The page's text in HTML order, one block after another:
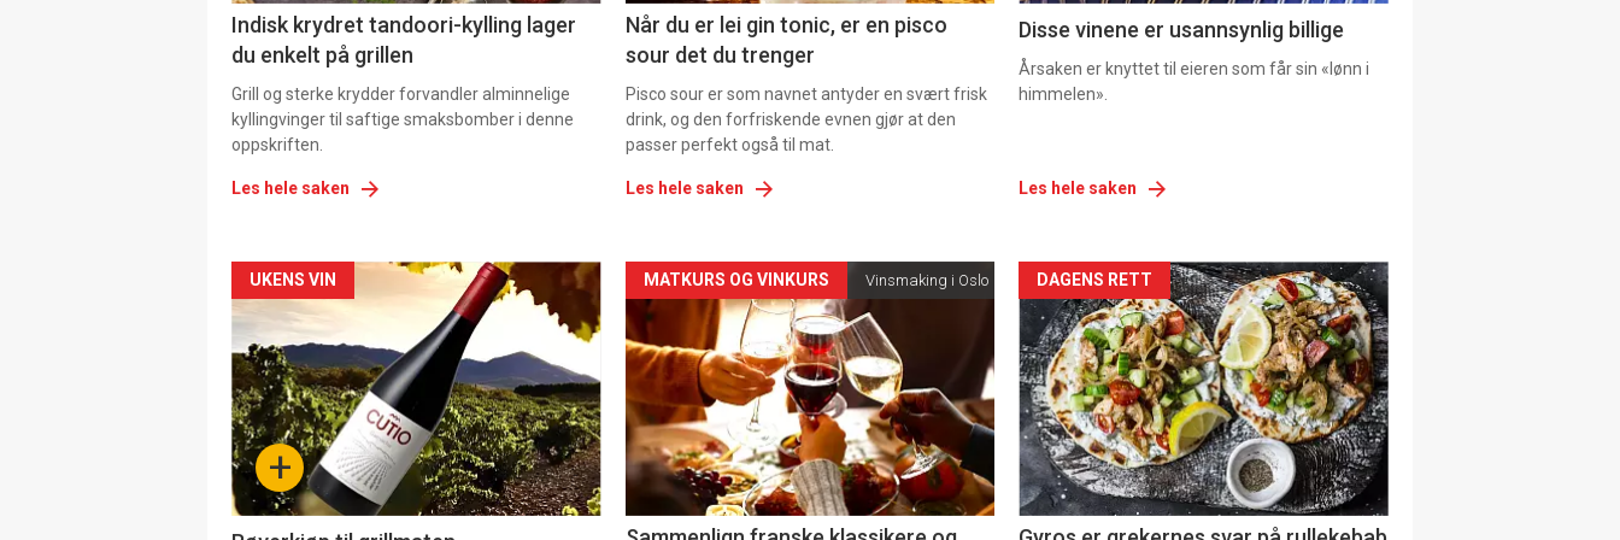
Indisk krydret tandoori-kylling lager
du enkelt på grillen
Grill og sterke krydder forvandler alminnelige
kyllingvinger til saftige smaksbomber i denne
oppskriften.
Les hele saken
Når du er lei gin tonic, er en pisco
sour det du trenger
Pisco sour er som navnet antyder en svært frisk
drink, og den forfriskende evnen gjør at den
passer perfekt også til mat.
Les hele saken
Disse vinene er usannsynlig billige
Årsaken er knyttet til eieren som får sin «lønn i
himmelen».
Les hele saken
Forsiden
akkurat
nå
-
4 +
UKENS VIN
Forsiden
akkurat
nå
-
5
MATKURS OG VINKURS Vinsmaking i Oslo
Forsiden
akkurat
nå
-
6
DAGENS RETT